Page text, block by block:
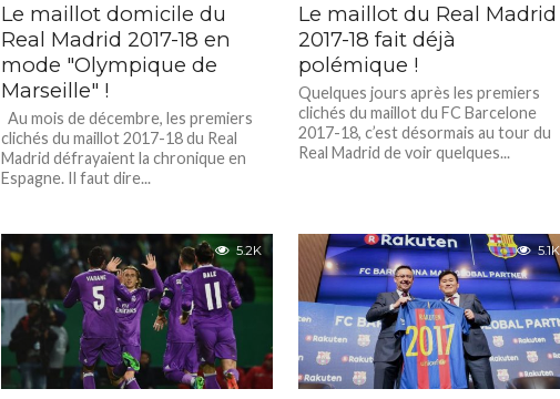
Le maillot domicile du
Real Madrid 2017-18 en
mode "Olympique de
Marseille" !
Au mois de décembre, les premiers
clichés du maillot 2017-18 du Real
Madrid défrayaient la chronique en
Espagne. Il faut dire...
Le maillot du Real Madrid
2017-18 fait déjà
polémique !
Quelques jours après les premiers
clichés du maillot du FC Barcelone
2017-18, c’est désormais au tour du
Real Madrid de voir quelques...
5.2K 5.1K